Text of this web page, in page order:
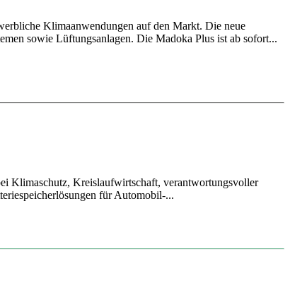
Klimaanwendungen auf den Markt. Die neue
sowie Lüftungsanlagen. Die Madoka Plus ist ab sofort...
Klimaschutz, Kreislaufwirtschaft, verantwortungsvoller
für Automobil-...